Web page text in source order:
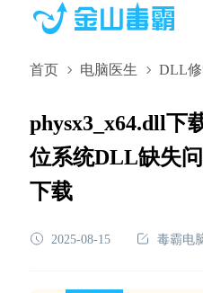
首页 电脑医生 DLL修
physx3_x64.dll下
位系统DLL缺失
下载
2025-08-15 毒霸电